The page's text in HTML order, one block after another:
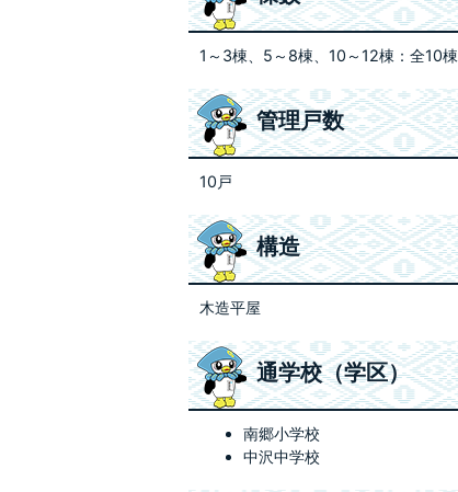
1～3棟、5～8棟、10～12棟：全10棟
管理戸数
10戸
構造
木造平屋
通学校（学区）
南郷小学校
中沢中学校